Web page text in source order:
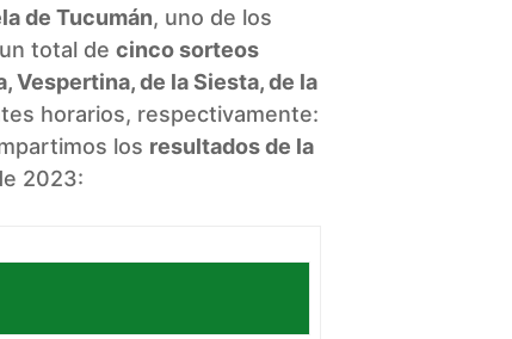
de Tucumán, uno de los
total de cinco sorteos
Vespertina, de la Siesta, de la
horarios, respectivamente:
los resultados de la
2023: